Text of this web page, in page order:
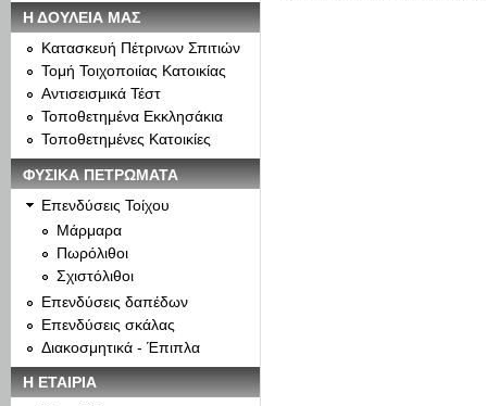
Η ΔΟΥΛΕΙΑ ΜΑΣ
Κατασκευή Πέτρινων Σπιτιών
Τομή Τοιχοποιίας Κατοικίας
Αντισεισμικά Τέστ
Τοποθετημένα Εκκλησάκια
Τοποθετημένες Κατοικίες
ΦΥΣΙΚΑ ΠΕΤΡΩΜΑΤΑ
Επενδύσεις Τοίχου
Μάρμαρα
Πωρόλιθοι
Σχιστόλιθοι
Επενδύσεις δαπέδων
Επενδύσεις σκάλας
Διακοσμητικά - Έπιπλα
Η ΕΤΑΙΡΙΑ